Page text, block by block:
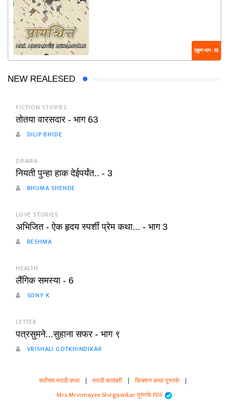
एकूण भाग : 19
NEW REALESED
FICTION STORIES
तोतया वारसदार - भाग 63
DILIP BHIDE
DRAMA
नियती पुन्हा हाक देईपर्यंत.. - 3
BHUMA SHENDE
LOVE STORIES
अभिजित - ऐक हृदय स्पर्शी प्रेम कथा... - भाग 3
RESHMA
HEALTH
लैंगिक समस्या - 6
SONY K
LETTER
पत्रसुमने...सुहाना सफर - भाग ९
VRISHALI GOTKHINDIKAR
सर्वोत्तम मराठी कथा | मराठी कादंबरी | फिक्शन कथा पुस्तके |
Mrs. Mrinmayee Shirgaonkar पुस्तके PDF